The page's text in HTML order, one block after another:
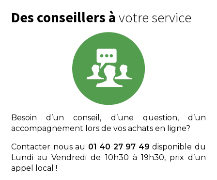
Des conseillers àvotre service
Besoin d’un conseil, d’une question, d’un
accompagnement lors de vos achats en ligne?
Contacter nous au 01 40 27 97 49disponible du
Lundi au Vendredi de 10h30 à 19h30, prix d’un
appel local !